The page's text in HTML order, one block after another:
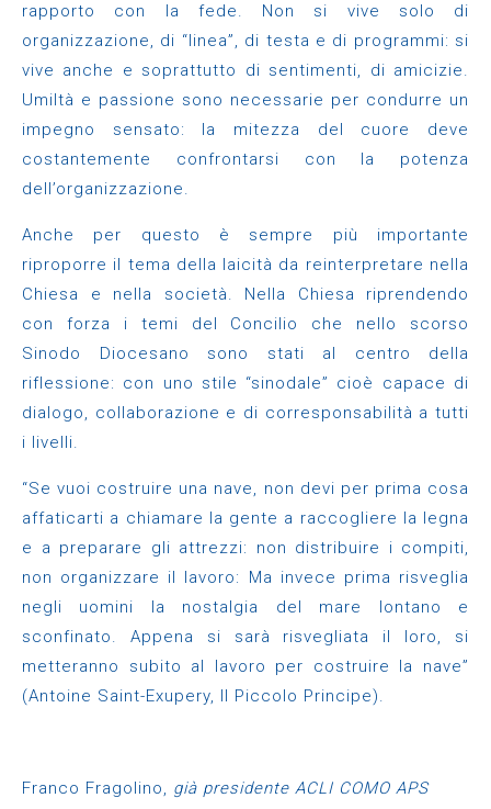
rapporto con la fede. Non si vive solo di
organizzazione, di “linea”, di testa e di programmi: si
vive anche e soprattutto di sentimenti, di amicizie.
Umiltà e passione sono necessarie per condurre un
impegno sensato: la mitezza del cuore deve
costantemente confrontarsi con la potenza
dell’organizzazione.
Anche per questo è sempre più importante
riproporre il tema della laicità da reinterpretare nella
Chiesa e nella società. Nella Chiesa riprendendo
con forza i temi del Concilio che nello scorso
Sinodo Diocesano sono stati al centro della
riflessione: con uno stile “sinodale” cioè capace di
dialogo, collaborazione e di corresponsabilità a tutti
i livelli.
“Se vuoi costruire una nave, non devi per prima cosa
affaticarti a chiamare la gente a raccogliere la legna
e a preparare gli attrezzi: non distribuire i compiti,
non organizzare il lavoro: Ma invece prima risveglia
negli uomini la nostalgia del mare lontano e
sconfinato. Appena si sarà risvegliata il loro, si
metteranno subito al lavoro per costruire la nave”
(Antoine Saint-Exupery, Il Piccolo Principe).
Franco Fragolino, già presidente ACLI COMO APS